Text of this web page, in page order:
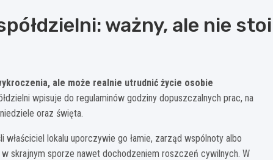
ważny, ale nie stoi
ale może realnie utrudnić życie osobie
wpisuje do regulaminów godziny dopuszczalnych prac, na
oraz święta.
lokalu uporczywie go łamie, zarząd wspólnoty albo
skrajnym sporze nawet dochodzeniem roszczeń cywilnych. W